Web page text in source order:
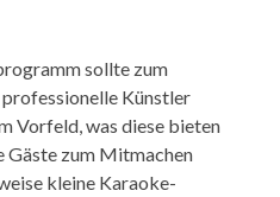
sollte zum
professionelle Künstler
Vorfeld, was diese bieten
Gäste zum Mitmachen
kleine Karaoke-